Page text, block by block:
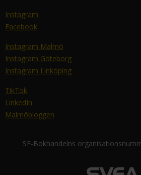
Instagram
Facebook
Instagram Malmö
Instagram Göteborg
Instagram Linköping
TikTok
LinkedIn
Malmöbloggen
SF-Bokhandelns